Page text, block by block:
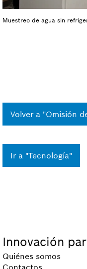
Muestreo de agua sin
Volver a "Omisión
Ir a "Tecnología"
Innovación
Quiénes somos